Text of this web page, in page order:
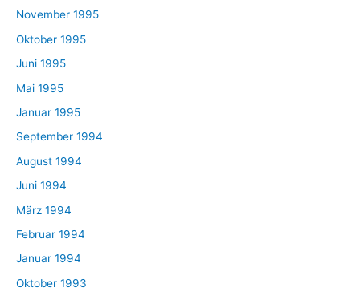
November 1995
Oktober 1995
Juni 1995
Mai 1995
Januar 1995
September 1994
August 1994
Juni 1994
März 1994
Februar 1994
Januar 1994
Oktober 1993